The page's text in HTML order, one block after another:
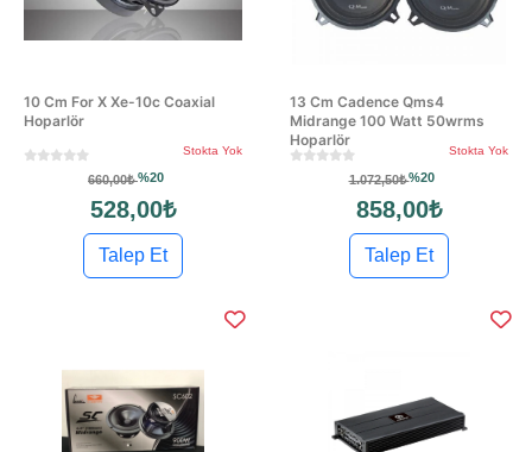
10 Cm For X Xe-10c Coaxial
Hoparlör
Stokta Yok
660,00₺%20
528,00₺
Talep Et
13 Cm Cadence Qms4
Midrange 100 Watt 50wrms
Hoparlör
Stokta Yok
1.072,50₺%20
858,00₺
Talep Et